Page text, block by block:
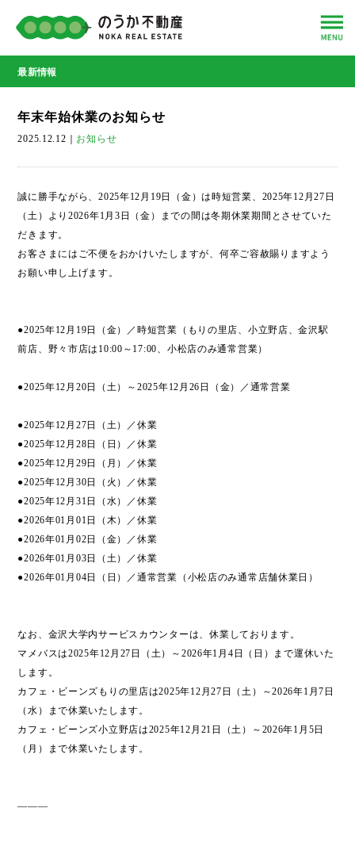
最新情報
年末年始休業のお知らせ
2025.12.12 お知らせ
誠に勝手ながら、2025年12月19日（金）は時短営業、2025年12月27日
（土）より2026年1月3日（金）までの間は冬期休業期間とさせていた
だきます。
お客さまにはご不便をおかけいたしますが、何卒ご容赦賜りますよう
お願い申し上げます。
●2025年12月19日（金）／時短営業（もりの里店、小立野店、金沢駅
前店、野々市店は10:00～17:00、小松店のみ通常営業）
●2025年12月20日（土）～2025年12月26日（金）／通常営業
●2025年12月27日（土）／休業
●2025年12月28日（日）／休業
●2025年12月29日（月）／休業
●2025年12月30日（火）／休業
●2025年12月31日（水）／休業
●2026年01月01日（木）／休業
●2026年01月02日（金）／休業
●2026年01月03日（土）／休業
●2026年01月04日（日）／通常営業（小松店のみ通常店舗休業日）
なお、金沢大学内サービスカウンターは、休業しております。
マメバスは2025年12月27日（土）～2026年1月4日（日）まで運休いた
します。
カフェ・ビーンズもりの里店は2025年12月27日（土）～2026年1月7日
（水）まで休業いたします。
カフェ・ビーンズ小立野店は2025年12月21日（土）～2026年1月5日
（月）まで休業いたします。
———